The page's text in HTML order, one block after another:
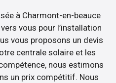
à Charmont-en-beauce
vous pour l’installation
vous proposons un devis
centrale solaire et les
nous estimons
un prix compétitif. Nous